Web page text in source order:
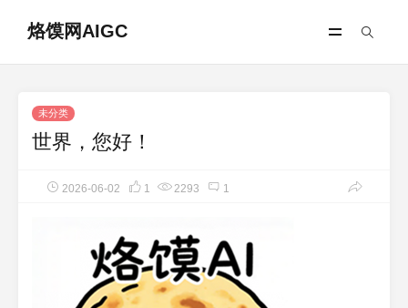
烙馍网AIGC
未分类
世界，您好！
2026-06-02 1 2293 1